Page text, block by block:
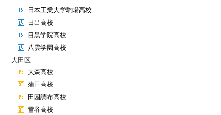
日本工業大学駒場高校
日出高校
目黒学院高校
八雲学園高校
大田区
大森高校
蒲田高校
田園調布高校
雪谷高校